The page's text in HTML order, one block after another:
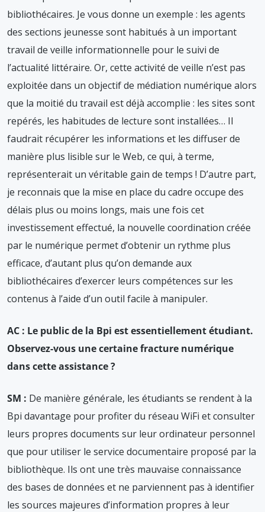
bibliothécaires. Je vous donne un exemple : les agents
des sections jeunesse sont habitués à un important
travail de veille informationnelle pour le suivi de
l’actualité littéraire. Or, cette activité de veille n’est pas
exploitée dans un objectif de médiation numérique alors
que la moitié du travail est déjà accomplie : les sites sont
repérés, les habitudes de lecture sont installées… Il
faudrait récupérer les informations et les diffuser de
manière plus lisible sur le Web, ce qui, à terme,
représenterait un véritable gain de temps ! D’autre part,
je reconnais que la mise en place du cadre occupe des
délais plus ou moins longs, mais une fois cet
investissement effectué, la nouvelle coordination créée
par le numérique permet d’obtenir un rythme plus
efficace, d’autant plus qu’on demande aux
bibliothécaires d’exercer leurs compétences sur les
contenus à l’aide d’un outil facile à manipuler.
AC : Le public de la Bpi est essentiellement étudiant.
Observez-vous une certaine fracture numérique
dans cette assistance ?
SM : De manière générale, les étudiants se rendent à la
Bpi davantage pour profiter du réseau WiFi et consulter
leurs propres documents sur leur ordinateur personnel
que pour utiliser le service documentaire proposé par la
bibliothèque. Ils ont une très mauvaise connaissance
des bases de données et ne parviennent pas à identifier
les sources majeures d’information propres à leur